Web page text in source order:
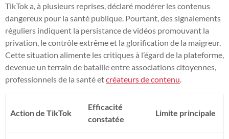
TikTok a, à plusieurs reprises, déclaré modérer les contenus
dangereux pour la santé publique. Pourtant, des signalements
réguliers indiquent la persistance de vidéos promouvant la
privation, le contrôle extrême et la glorification de la maigreur.
Cette situation alimente les critiques à l’égard de la plateforme,
devenue un terrain de bataille entre associations citoyennes,
professionnels de la santé etcréateurs de contenu
Action de TikTok
Efficacité
constatée
Limite principale